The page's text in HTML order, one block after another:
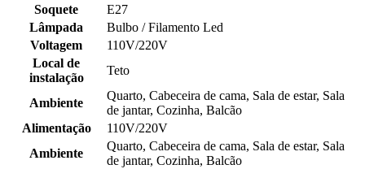
Soquete
E27
Lâmpada
Bulbo / Filamento Led
Voltagem
110V/220V
Local de
instalação
Teto
Ambiente
Quarto, Cabeceira de cama, Sala de estar, Sala
de jantar, Cozinha, Balcão
Alimentação
110V/220V
Ambiente
Quarto, Cabeceira de cama, Sala de estar, Sala
de jantar, Cozinha, Balcão